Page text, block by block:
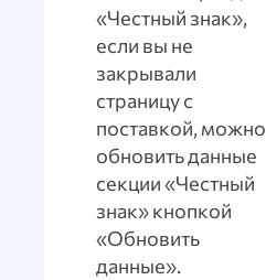
«Честный знак»,
если вы не
закрывали
страницу с
поставкой, можно
обновить данные
секции «Честный
знак» кнопкой
«Обновить
данные».